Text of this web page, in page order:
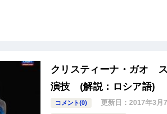
クリスティーナ・ガオ
演技 (解説：ロシア語)
コメント(0) 更新日：2017年3月